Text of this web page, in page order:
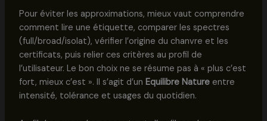
Pour éviter les approximations, mieux vaut comprendre
comment lire une étiquette, comparer les spectres
(full/broad/isolat), vérifier l’origine du chanvre et les
certificats, puis relier ces critères au profil de
l’utilisateur. Le bon choix ne se résume pas à « plus c’est
fort, mieux c’est ». Il s’agit d’un Equilibre Natureentre
intensité, tolérance et usages du quotidien.